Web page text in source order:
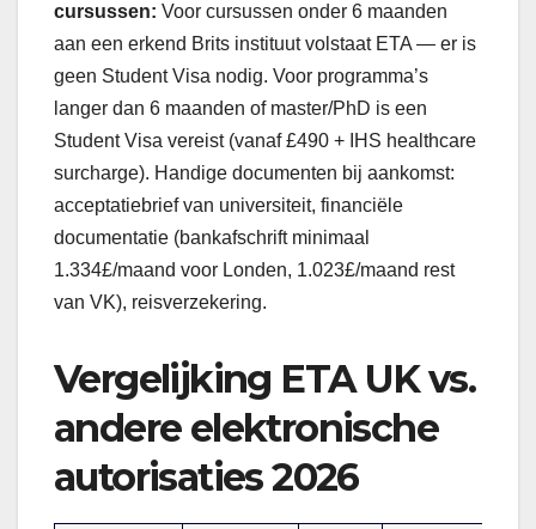
cursussen: Voor cursussen onder 6 maanden
aan een erkend Brits instituut volstaat ETA — er is
geen Student Visa nodig. Voor programma’s
langer dan 6 maanden of master/PhD is een
Student Visa vereist (vanaf £490 + IHS healthcare
surcharge). Handige documenten bij aankomst:
acceptatiebrief van universiteit, financiële
documentatie (bankafschrift minimaal
1.334£/maand voor Londen, 1.023£/maand rest
van VK), reisverzekering.
Vergelijking ETA UK vs.
andere elektronische
autorisaties 2026